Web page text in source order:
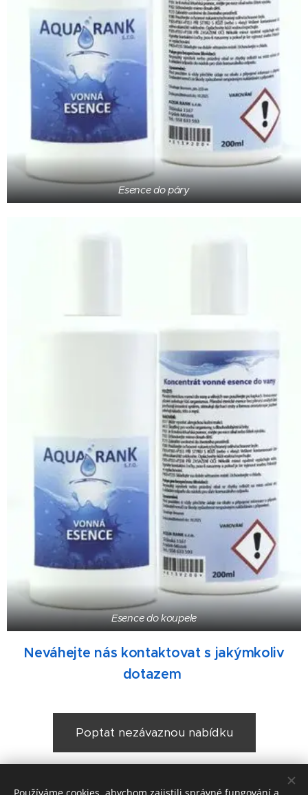
Esence do páry
Esence do koupele
Neváhejte nás kontaktovat s jakýmkoliv
dotazem
Poptat nezávaznou nabídku